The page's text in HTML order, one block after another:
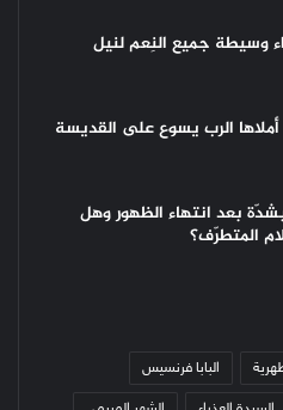
وسيطة جميع النِعم لنيل
الرب يسوع على القديسة
بشدّة بعد انتهاء الظهور وهل
المتطرّف؟
البابا فرنسيس